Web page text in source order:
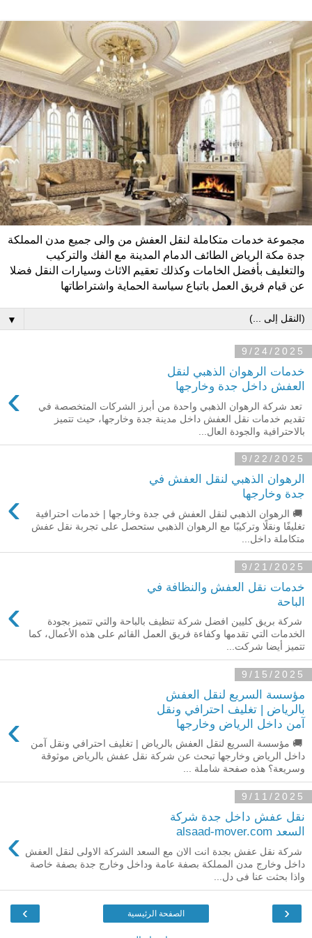
مجموعة خدمات متكاملة لنقل العفش من والى جميع مدن المملكة
جدة مكة الرياض الطائف الدمام المدينة مع الفك والتركيب
والتغليف بأفضل الخامات وكذلك تعقيم الاثاث وسيارات النقل فضلا
عن قيام فريق العمل باتباع سياسة الحماية واشتراطاتها
▼
9/24/2025
خدمات الرهوان الذهبي لنقل
العفش داخل جدة وخارجها
›
تعد شركة الرهوان الذهبي واحدة من أبرز الشركات المتخصصة في
تقديم خدمات نقل العفش داخل مدينة جدة وخارجها، حيث تتميز
بالاحترافية والجودة العال...
9/22/2025
الرهوان الذهبي لنقل العفش في
جدة وخارجها
›
🚚 الرهوان الذهبي لنقل العفش في جدة وخارجها | خدمات احترافية
تغليفًا ونقلًا وتركيبًا مع الرهوان الذهبي ستحصل على تجربة نقل عفش
متكاملة داخل...
9/21/2025
خدمات نقل العفش والنظافة في
الباحة
›
شركة بريق كليين افضل شركة تنظيف بالباحة والتي تتميز بجودة
الخدمات التي تقدمها وكفاءة فريق العمل القائم على هذه الأعمال، كما
تتميز أيضا شركت...
9/15/2025
مؤسسة السريع لنقل العفش
بالرياض | تغليف احترافي ونقل
آمن داخل الرياض وخارجها
›
🚚 مؤسسة السريع لنقل العفش بالرياض | تغليف احترافي ونقل آمن
داخل الرياض وخارجها تبحث عن شركة نقل عفش بالرياض موثوقة
وسريعة؟ هذه صفحة شاملة ...
9/11/2025
نقل عفش داخل جدة شركة
السعد alsaad-mover.com
› شركة نقل عفش بجدة انت الان مع السعد الشركة الاولى لنقل العفش
داخل وخارج مدن المملكة بصفة عامة وداخل وخارج جدة بصفة خاصة
واذا بحثت عنا فى دل...
‹
› الصفحة الرئيسية